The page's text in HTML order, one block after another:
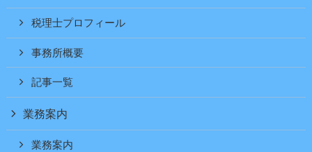
税理士プロフィール
事務所概要
記事一覧
業務案内
業務案内